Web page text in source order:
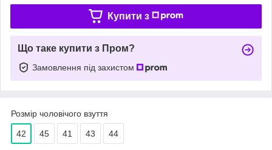
Купити з
Що таке купити з Пром?
Замовлення під захистом
Розмір чоловічого взуття
42 45 41 43 44